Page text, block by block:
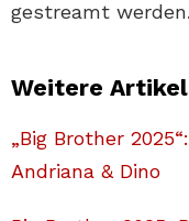
gestreamt werden.
Weitere
„Big Brother
Andriana & Dino